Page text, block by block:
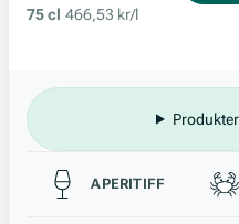
75 cl 466,53 kr/l
Passer til
APERITIFF